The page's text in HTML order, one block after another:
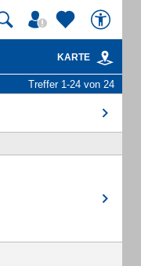
KARTE
Treffer 1-24 von 24